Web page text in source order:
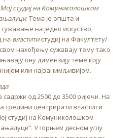
Мој студиј на Комуниколошком
. Тема је општа и
на једно искуство,
на властитистудиј на Факултету/
нахођењу сужавају тему тако
ону димензију теме коју
или најзанимљивијом.
од 2500 до 3500 ријечи. На
средини центрирати властити
студиј на Комуниколошком
У горњем десном углу